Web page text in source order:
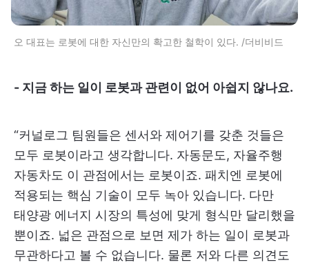
오 대표는 로봇에 대한 자신만의 확고한 철학이 있다. /더비비드
- 지금 하는 일이 로봇과 관련이 없어 아쉽지 않나요.
“커널로그 팀원들은 센서와 제어기를 갖춘 것들은
모두 로봇이라고 생각합니다. 자동문도, 자율주행
자동차도 이 관점에서는 로봇이죠. 패치엔 로봇에
적용되는 핵심 기술이 모두 녹아 있습니다. 다만
태양광 에너지 시장의 특성에 맞게 형식만 달리했을
뿐이죠. 넓은 관점으로 보면 제가 하는 일이 로봇과
무관하다고 볼 수 없습니다. 물론 저와 다른 의견도